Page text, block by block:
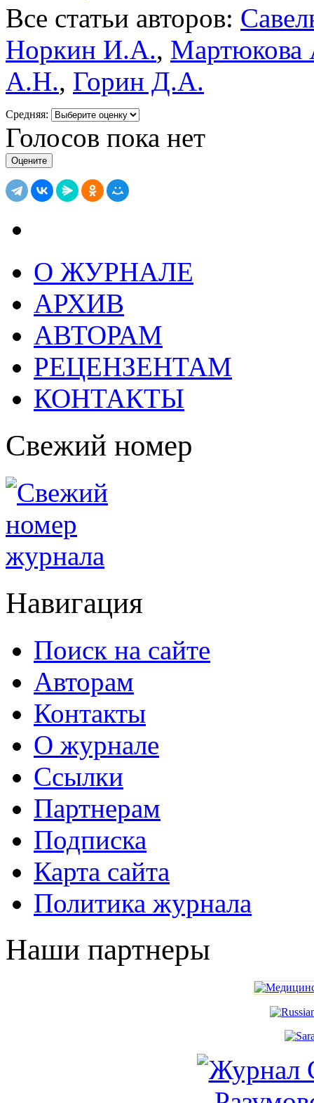
Все статьи авторов:
Норкин И.А.,
А.Н., Горин Д.А.
Средняя:
Голосов пока нет
О ЖУРНАЛЕ
АРХИВ
АВТОРАМ
РЕЦЕНЗЕНТАМ
КОНТАКТЫ
Свежий номер
Навигация
Поиск на сайте
Авторам
Контакты
О журнале
Ссылки
Партнерам
Подписка
Карта сайта
Политика журнала
Наши партнеры